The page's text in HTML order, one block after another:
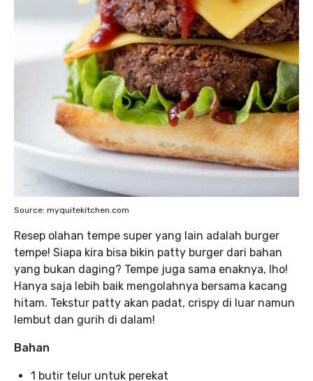
Source: myquitekitchen.com
Resep olahan tempe super yang lain adalah burger
tempe! Siapa kira bisa bikin patty burger dari bahan
yang bukan daging? Tempe juga sama enaknya, lho!
Hanya saja lebih baik mengolahnya bersama kacang
hitam. Tekstur patty akan padat, crispy di luar namun
lembut dan gurih di dalam!
Bahan
1 butir telur untuk perekat